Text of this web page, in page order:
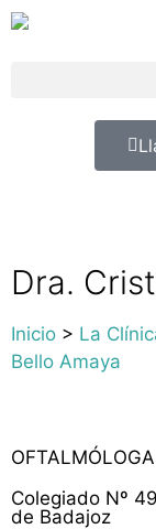
Dra.
Inicio > La
Bello Amaya
OFTALMÓLOGA
Colegiado Nº
de Badajoz